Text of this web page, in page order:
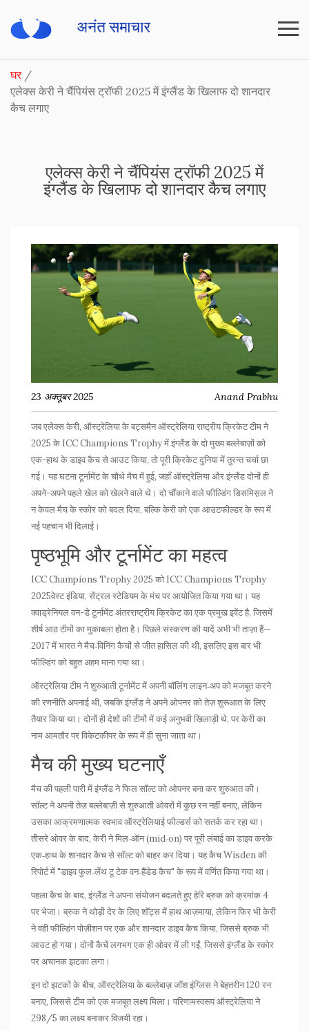
घर
एलेक्स केरी ने चैंपियंस ट्रॉफी 2025 में इंग्लैंड के खिलाफ दो शानदार
कैच लगाए
एलेक्स केरी ने चैंपियंस ट्रॉफी 2025 में
इंग्लैंड के खिलाफ दो शानदार कैच लगाए
23 अक्तूबर 2025 Anand Prabhu
जबएलेक्स केरी, ऑस्ट्रेलिया के बट्समैनऑस्ट्रेलिया राष्ट्रीय क्रिकेट टीमने
2025 के ICC Champions Trophy में इंग्लैंड के दो मुख्य बल्लेबाज़ों को
एक-हाथ के डाइव कैच से आउट किया, तो पूरी क्रिकेट दुनिया में तुरन्त चर्चा छा
गई। यह घटना टूर्नामेंट के चौथे मैच में हुई, जहाँ ऑस्ट्रेलिया और इंग्लैंड दोनों ही
अपने-अपने पहले खेल को खेलने वाले थे। दो चौंकाने वाले फील्डिंग डिसमिस़ल ने
न केवल मैच के स्कोर को बदल दिया, बल्कि केरी को एक आउटफील्डर के रूप में
नई पहचान भी दिलाई।
पृष्ठभूमि और टूर्नामेंट का महत्व
ICC Champions Trophy 2025 को ICC Champions Trophy
2025वेस्ट इंडिया, सेंट्रल स्टेडियमके मंच पर आयोजित किया गया था। यह
क्वाड्रेनियल वन-डे टुर्नामेंट अंतरराष्ट्रीय क्रिकेट का एक प्रमुख इवेंट है, जिसमें
शीर्ष आठ टीमों का मुकाबला होता है। पिछले संस्करण की यादें अभी भी ताज़ा हैं—
2017 में भारत ने मैच‑विनिंग कैचों से जीत हासिल की थी, इसलिए इस बार भी
फील्डिंग को बहुत अहम माना गया था।
ऑस्ट्रेलिया टीम ने शुरुआती टूर्नामेंट में अपनी बॉलिंग लाइन‑अप को मजबूत करने
की रणनीति अपनाई थी, जबकि इंग्लैंड ने अपने ओपनर को तेज़ शुरूआत के लिए
तैयार किया था। दोनों ही देशों की टीमों में कई अनुभवी खिलाड़ी थे, पर केरी का
नाम आमतौर पर विकेटकीपर के रूप में ही सुना जाता था।
मैच की मुख्य घटनाएँ
मैच की पहली पारी में इंग्लैंड नेफिल सॉल्टको ओपनर बना कर शुरुआत की।
सॉल्ट ने अपनी तेज़ बल्लेबाज़ी से शुरुआती ओवरों में कुछ रन नहीं बनाए, लेकिन
उसका आक्रमणात्मक स्वभाव ऑस्ट्रेलियाई फील्डर्स को सतर्क कर रहा था।
तीसरे ओवर के बाद, केरी ने मिल‑ऑन (mid‑on) पर पूरी लंबाई का डाइव करके
एक‑हाथ के शानदार कैच से सॉल्ट को बाहर कर दिया। यह कैच Wisden की
रिपोर्ट में "डाइव फुल‑लेंथ टू टेक वन‑हैंडेड कैच" के रूप में वर्णित किया गया था।
पहला कैच के बाद, इंग्लैंड ने अपना संयोजन बदलते हुएहेरि ब्रुकको क्रमांक 4
पर भेजा। ब्रुक ने थोड़ी देर के लिए शॉट्स में हाथ आज़माया, लेकिन फिर भी केरी
ने वही फील्डिंग पोज़ीशन पर एक और शानदार डाइव कैच किया, जिससे ब्रुक भी
आउट हो गया। दोनों कैचें लगभग एक ही ओवर में ली गईं, जिससे इंग्लैंड के स्कोर
पर अचानक झटका लगा।
इन दो झटकों के बीच, ऑस्ट्रेलिया के बल्लेबाज़जॉश इंग्लिसने बेहतरीन 120 रन
बनाए, जिससे टीम को एक मजबूत लक्ष्य मिला। परिणामस्वरूप ऑस्ट्रेलिया ने
298/5 का लक्ष्य बनाकर विजयी रहा।